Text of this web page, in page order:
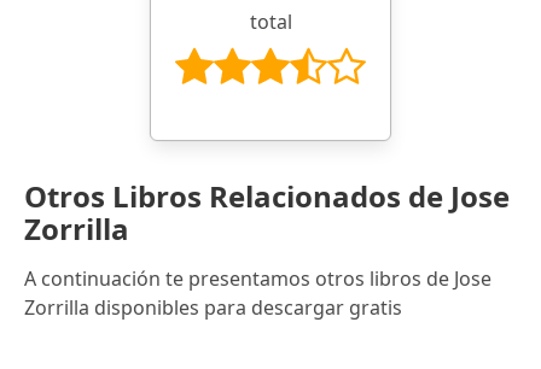
total
Otros Libros Relacionados de Jose
Zorrilla
A continuación te presentamos otros libros de Jose
Zorrilla disponibles para descargar gratis